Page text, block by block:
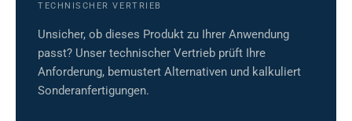
TECHNISCHER VERTRIEB
Unsicher, ob dieses Produkt zu Ihrer Anwendung
passt? Unser technischer Vertrieb prüft Ihre
Anforderung, bemustert Alternativen und kalkuliert
Sonderanfertigungen.